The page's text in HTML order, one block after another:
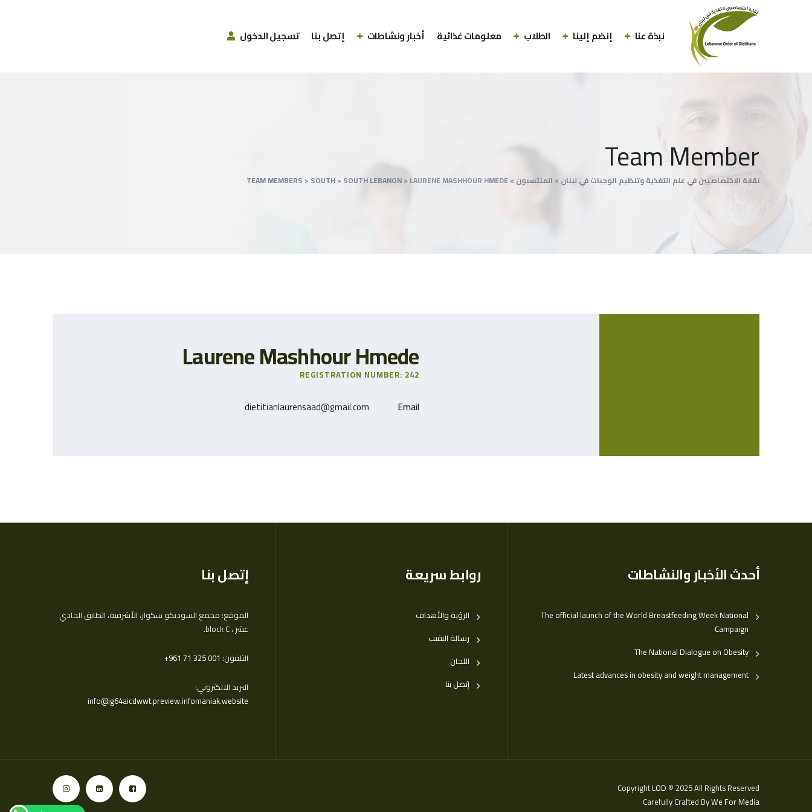
نبذة عنا إنضم إلينا الطلاب معلومات غذائية أخبار ونشاطات إتصل بنا تسجيل الدخول
Team Member
نقابة الاختصاصيين في علم التغذية وتنظيم الوجبات في لبنان > المنتسبون >
TEAM MEMBERS > SOUTH> SOUTH LEBANON> LAURENE MASHHOUR HMEDE
Laurene Mashhour Hmede
REGISTRATION NUMBER: 242
Email
dietitianlaurensaad@gmail.com
أحدث الأخبار والنشاطات
The official launch of the World Breastfeeding Week National
Campaign
The National Dialogue on Obesity
Latest advances in obesity and weight management
روابط سريعة
الرؤية والأهداف
رسالة النقيب
اللجان
إتصل بنا
إتصل بنا
الموقع: مجمع السوديكو سكوار، الأشرفية، الطابق الحادي
عشر ، block C.
التلفون: ‎+961 71 325 001
البريد الالكتروني:
info@ig64aicdwwt.preview.infomaniak.website
CopyrightLOD © 2025 All Rights Reserved
Carefully Crafted ByWe For Media